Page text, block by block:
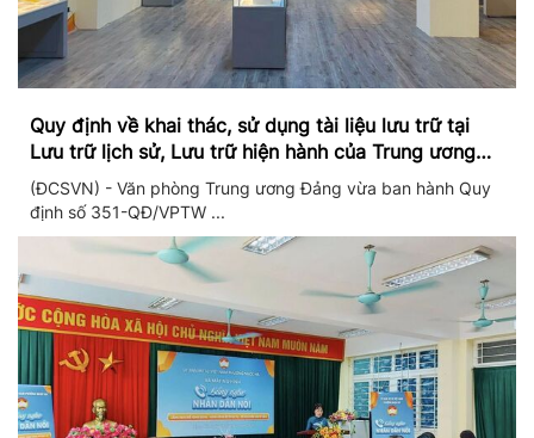
Quy định về khai thác, sử dụng tài liệu lưu trữ tại
Lưu trữ lịch sử, Lưu trữ hiện hành của Trung ương
Đảng và Văn phòng Trung ương Đảng
(ĐCSVN) - Văn phòng Trung ương Đảng vừa ban hành Quy
định số 351-QĐ/VPTW ...